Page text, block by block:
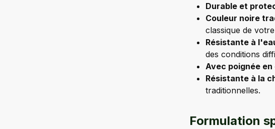
Durable et
Couleur noire
classique de
Résistante à
des conditions
Avec poignée en
Résistante à la
traditionnelles.
Formulation